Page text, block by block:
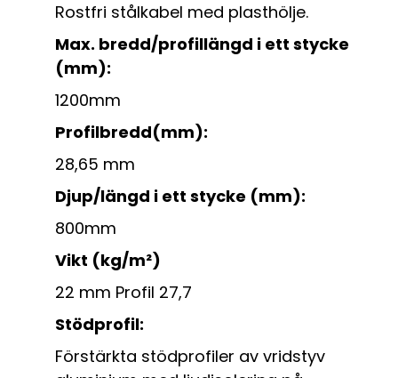
Rostfri stålkabel med plasthölje.
Max. bredd/profillängd i ett stycke
(mm):
1200mm
Profilbredd(mm):
28,65 mm
Djup/längd i ett stycke (mm):
800mm
Vikt (kg/m²)
22 mm Profil 27,7
Stödprofil:
Förstärkta stödprofiler av vridstyv